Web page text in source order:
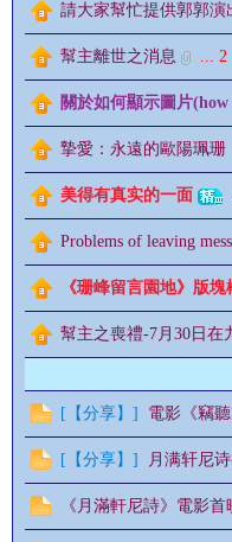
請大家幫忙提供郭郭演
幫主離世之消息 ... 2
關於如何顯示圖片
摯愛：永遠的歐陽珮珊
美得有真实的一面
Problems of leaving
《珊峰留言園地》版
幫主之喪禮-7月30日在
[ 【分享】 ] 電影《竊
[ 【分享】 ] 月满轩尼
《月滿軒尼詩》電影